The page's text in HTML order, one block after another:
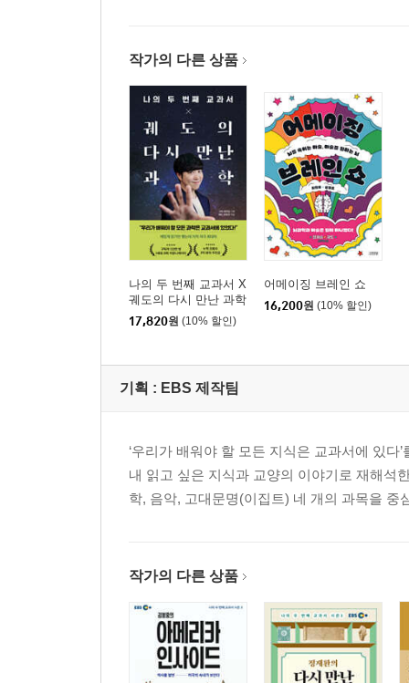
08. 진화, 원숭이는 사람이 될 수 없다
옥수수와 바나나가 개량 음식이라고?
200만 종을 분류하는 방법
생명의 기원을 찾아서
돌연변이가 나타났다
진화론의 네 가지 오해를 Q&A로 풀어보다
09. 유전, 당신이 부모와 다른 이유
자녀는 부모를 얼마나 닮을까?
혈액형, 지능, 암, 유전이다 vs 아니다
10. 지구, 알수록 소중한 나의 행성
11. 날씨와 기후, 인류에게 보내는 위기의 신호들
기분이 저기압이면 고기 앞으로 가세요
태풍이 점점 강력해지는 이유
빙하가 녹으면 북극곰만 위험한 게 아니다
12. 우주, 찰나의 인간이 영원의 우주를 보는 법
작가의 다른 상품
나의 두 번째 교과서 X
궤도의 다시 만난 과학
17,820원 (10% 할인)
어메이징 브레인 쇼
16,200원 (10% 할인)
기획 : EBS 제작팀
‘우리가 배워야 할 모든 지식은 교과서에 있
내 읽고 싶은 지식과 교양의 이야기로 재해석
학, 음악, 고대문명(이집트) 네 개의 과목을
작가의 다른 상품